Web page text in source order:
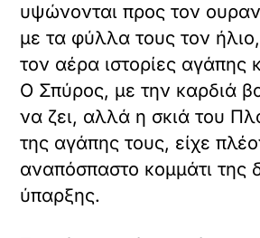
υψώνονται προς τον
με τα φύλλα τους τον
τον αέρα ιστορίες αγάπης
Ο Σπύρος, με την καρδιά
να ζει, αλλά η σκιά του
της αγάπης τους, είχε
αναπόσπαστο κομμάτι της
ύπαρξης.